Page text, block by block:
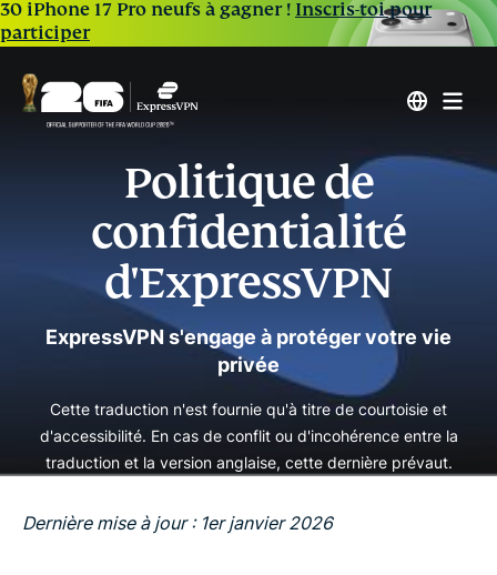
30 iPhone 17 Pro neufs à gagner ! Inscris-toi pour
participer
Politique de
confidentialité
d'ExpressVPN
ExpressVPN s'engage à protéger votre vie
privée
Cette traduction n'est fournie qu'à titre de courtoisie et
d'accessibilité. En cas de conflit ou d'incohérence entre la
traduction et la version anglaise, cette dernière prévaut.
Dernière mise à jour : 1er janvier 2026